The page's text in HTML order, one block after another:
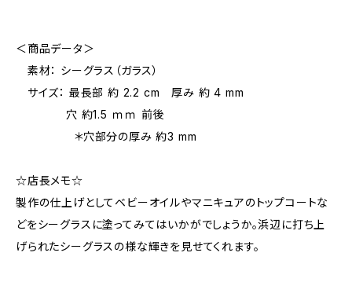
＜商品データ＞
素材： シーグラス（ガラス）
サイズ： 最長部 約 2.2 cm 厚み 約 4 mm
穴 約1.5 ｍｍ 前後
＊穴部分の厚み 約3 mm
☆店長メモ☆
製作の仕上げとしてベビーオイルやマニキュアのトップコートな
どをシーグラスに塗ってみてはいかがでしょうか。浜辺に打ち上
げられたシーグラスの様な輝きを見せてくれます。